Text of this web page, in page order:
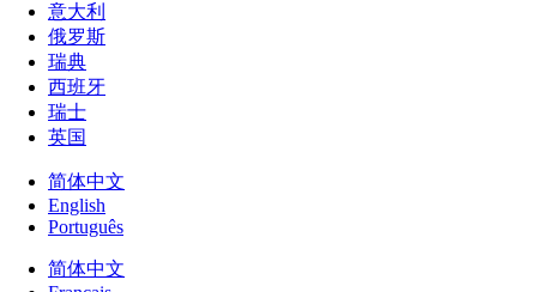
意大利
俄罗斯
瑞典
西班牙
瑞士
英国
简体中文
English
Português
简体中文